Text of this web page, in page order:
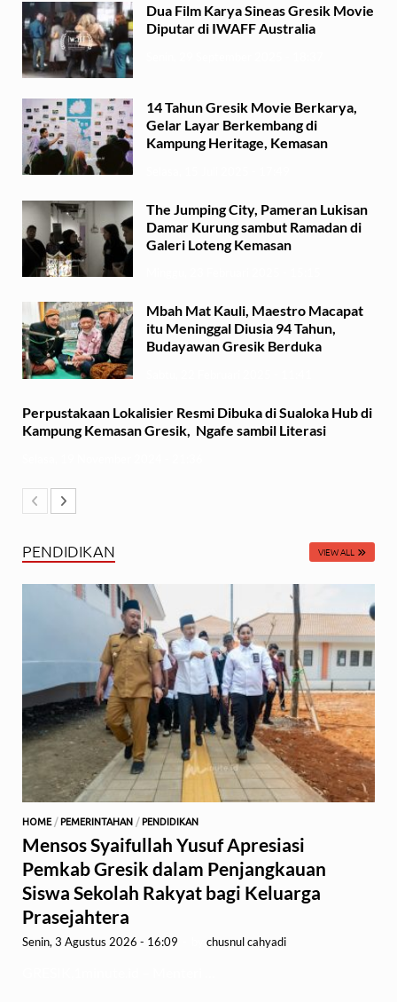
Dua Film Karya Sineas Gresik Movie
Diputar di IWAFF Australia
14 Tahun Gresik Movie Berkarya,
Gelar Layar Berkembang di
Kampung Heritage, Kemasan
The Jumping City, Pameran Lukisan
Damar Kurung sambut Ramadan di
Galeri Loteng Kemasan
Mbah Mat Kauli, Maestro Macapat
itu Meninggal Diusia 94 Tahun,
Budayawan Gresik Berduka
Perpustakaan Lokalisier Resmi Dibuka di Sualoka Hub di
Kampung Kemasan Gresik, Ngafe sambil Literasi
PENDIDIKAN VIEW ALL
HOME /PEMERINTAHAN /PENDIDIKAN
Mensos Syaifullah Yusuf Apresiasi
Pemkab Gresik dalam Penjangkauan
Siswa Sekolah Rakyat bagi Keluarga
Prasejahtera
Senin, 3 Agustus 2026 - 16:09 chusnul cahyadi